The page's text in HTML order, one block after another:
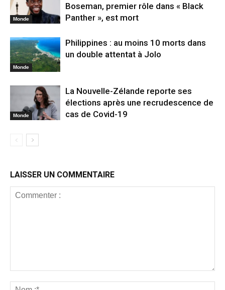
Monde
Boseman, premier rôle dans « Black
Panther », est mort
Monde
Philippines : au moins 10 morts dans
un double attentat à Jolo
Monde
La Nouvelle-Zélande reporte ses
élections après une recrudescence de
cas de Covid-19
LAISSER UN COMMENTAIRE